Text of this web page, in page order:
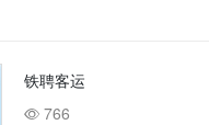
铁聘客运
766